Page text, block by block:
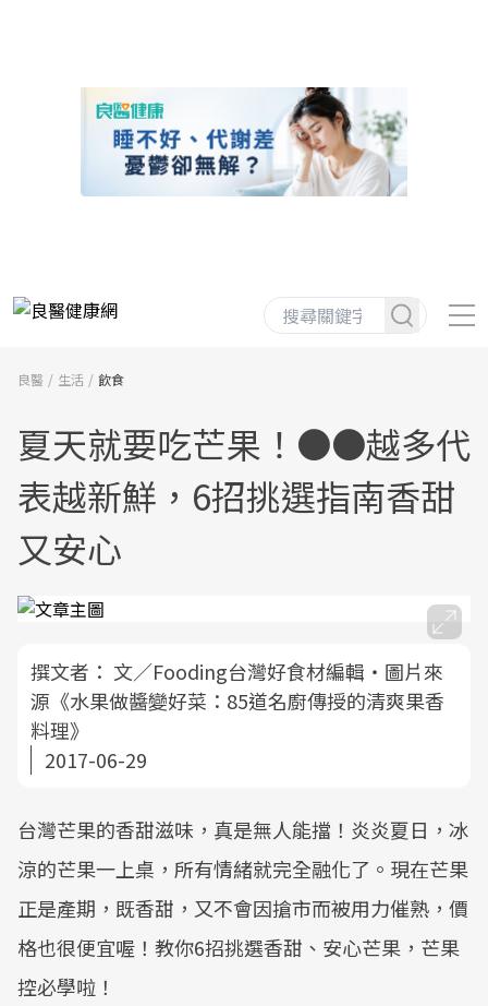
良醫 生活 飲食
夏天就要吃芒果！●●越多代
表越新鮮，6招挑選指南香甜
又安心
撰文者： 文／Fooding台灣好食材編輯‧圖片來
源《水果做醬變好菜：85道名廚傳授的清爽果香
料理》
2017-06-29
台灣芒果的香甜滋味，真是無人能擋！炎炎夏日，冰
涼的芒果一上桌，所有情緒就完全融化了。現在芒果
正是產期，既香甜，又不會因搶市而被用力催熟，價
格也很便宜喔！教你6招挑選香甜、安心芒果，芒果
控必學啦！